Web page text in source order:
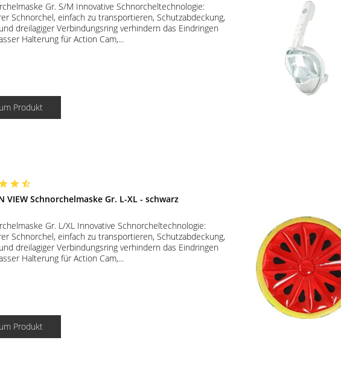
Gr. S/M Innovative Schnorcheltechnologie:
Schnorchel, einfach zu transportieren, Schutzabdeckung,
dreilagiger Verbindungsring verhindern das Eindringen
Halterung für Action Cam,...
Produkt
VIEW Schnorchelmaske Gr. L-XL - schwarz
Gr. L/XL Innovative Schnorcheltechnologie:
Schnorchel, einfach zu transportieren, Schutzabdeckung,
dreilagiger Verbindungsring verhindern das Eindringen
Halterung für Action Cam,...
Produkt